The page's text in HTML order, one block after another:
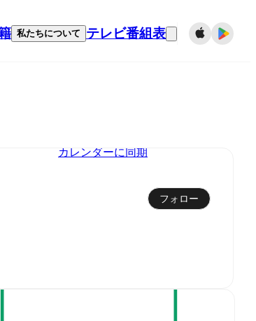
私たちについて テレビ番組表
カレンダーに同期
フォロー